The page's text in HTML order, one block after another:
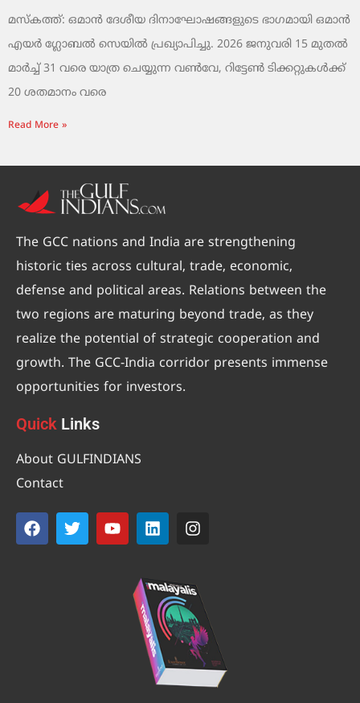
മസ്‌കത്ത്: ഒമാൻ ദേശീയ ദിനാഘോഷങ്ങളുടെ ഭാഗമായി ഒമാൻ
എയർ ഗ്ലോബൽ സെയിൽ പ്രഖ്യാപിച്ചു. 2026 ജനുവരി 15 മുതൽ
മാർച്ച് 31 വരെ യാത്ര ചെയ്യുന്ന വൺവേ, റിട്ടേൺ ടിക്കറ്റുകൾക്ക്
20 ശതമാനം വരെ
Read More »
The GCC nations and India are strengthening
historic ties across cultural, trade, economic,
defense and political areas. Relations between the
two regions are maturing beyond trade, as they
realize the potential of strategic cooperation and
growth. The GCC-India corridor presents immense
opportunities for investors.
Quick Links
About GULFINDIANS
Contact